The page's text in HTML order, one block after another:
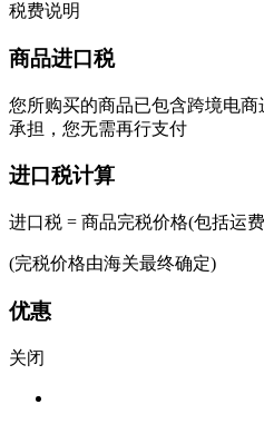
税费说明
商品进口税
您所购买的商品已包含跨境电
承担，您无需再行支付
进口税计算
进口税 = 商品完税价格(包括运
(完税价格由海关最终确定)
优惠
关闭